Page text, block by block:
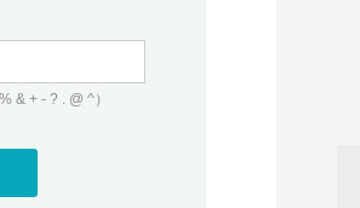
& + - ? . @ ^）